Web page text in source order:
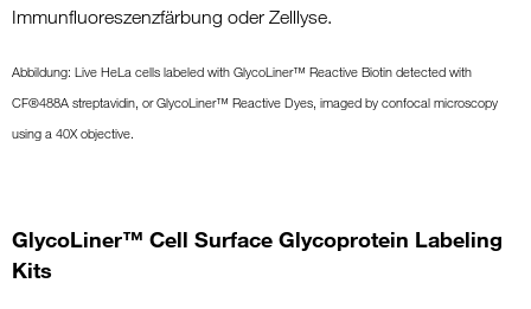
Immunfluoreszenzfärbung oder Zelllyse.
Abbildung: Live HeLa cells labeled with GlycoLiner™ Reactive Biotin detected with
CF®488A streptavidin, or GlycoLiner™ Reactive Dyes, imaged by confocal microscopy
using a 40X objective.
GlycoLiner™ Cell Surface Glycoprotein Labeling
Kits